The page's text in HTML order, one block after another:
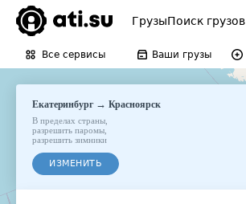
ГрузыПоиск грузов
Все сервисы Ваши грузы
Екатеринбург→ Красноярск
В пределах страны
разрешить паромы
разрешить зимники
ИЗМЕНИТЬ